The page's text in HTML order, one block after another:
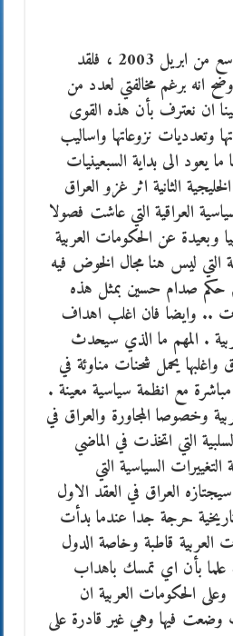
لا يمكننا تسميتها باحزاب المعارضة بعد سقوط صدام حسين يوم التاسع من ابريل 2003 ، فلقد
انه برغم مخالفتي لعدد من
ان نعترف بأن هذه القوى
وتعدديات نزوعاتها واساليب
يعود الى بداية السبعينيات
الثانية اثر غزو العراق
السياسية العراقية التي عاشت فصولا
وبعيدة عن الحكومات العربية
التي ليس هنا مجال الخوض فيه
حكم صدام حسين بمثل هذه
.. وايضا فان اغلب اهداف
. المهم ما الذي سيحدث
يحمل شحنات مناوئة في
مع انظمة سياسية معينة .
وخصوصا المجاورة والعراق في
التي اتخذت في الماضي
السياسية التي
العراق في العقد الاول
حرجة جدا عندما بدأت
العربية قاطبة وخاصة الدول
علما بأن اي تمسك باهداب
الحكومات العربية ان
وضعت فيها وهي غير قادرة على